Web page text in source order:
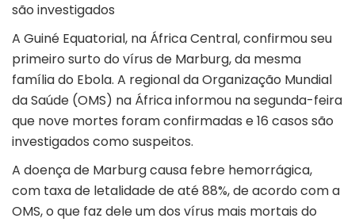
são investigados
A Guiné Equatorial, na África Central, confirmou seu
primeiro surto do vírus de Marburg, da mesma
família do Ebola. A regional da Organização Mundial
da Saúde (OMS) na África informou na segunda-feira
que nove mortes foram confirmadas e 16 casos são
investigados como suspeitos.
A doença de Marburg causa febre hemorrágica,
com taxa de letalidade de até 88%, de acordo com a
OMS, o que faz dele um dos vírus mais mortais do